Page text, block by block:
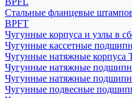
Стальные фланцевые
BPFT
Чугунные корпуса и узлы в
Чугунные кассетные
Чугунные натяжные корпуса
Чугунные натяжные
Чугунные натяжные
Чугунные подвесные